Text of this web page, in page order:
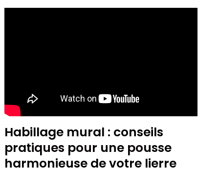
Habillage mural : conseils
pratiques pour une pousse
harmonieuse de votre lierre